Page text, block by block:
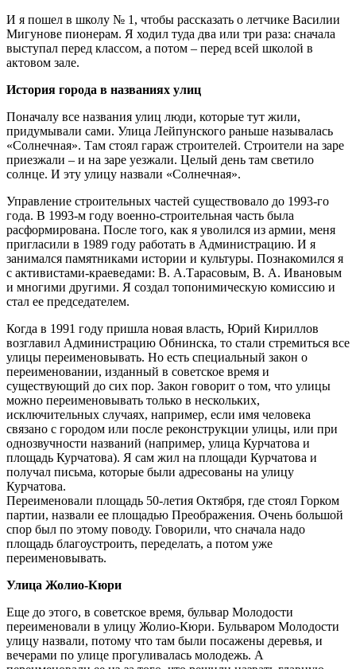
И я пошел в школу № 1, чтобы рассказать о летчике Василии
Мигунове пионерам. Я ходил туда два или три раза: сначала
выступал перед классом, а потом – перед всей школой в
актовом зале.
История города в названиях улиц
Поначалу все названия улиц люди, которые тут жили,
придумывали сами. Улица Лейпунского раньше называлась
«Солнечная». Там стоял гараж строителей. Строители на заре
приезжали – и на заре уезжали. Целый день там светило
солнце. И эту улицу назвали «Солнечная».
Управление строительных частей существовало до 1993-го
года. В 1993-м году военно-строительная часть была
расформирована. После того, как я уволился из армии, меня
пригласили в 1989 году работать в Администрацию. И я
занимался памятниками истории и культуры. Познакомился я
с активистами-краеведами: В. А.Тарасовым, В. А. Ивановым
и многими другими. Я создал топонимическую комиссию и
стал ее председателем.
Когда в 1991 году пришла новая власть, Юрий Кириллов
возглавил Администрацию Обнинска, то стали стремиться все
улицы переименовывать. Но есть специальный закон о
переименовании, изданный в советское время и
существующий до сих пор. Закон говорит о том, что улицы
можно переименовывать только в нескольких,
исключительных случаях, например, если имя человека
связано с городом или после реконструкции улицы, или при
однозвучности названий (например, улица Курчатова и
площадь Курчатова). Я сам жил на площади Курчатова и
получал письма, которые были адресованы на улицу
Курчатова.
Переименовали площадь 50-летия Октября, где стоял Горком
партии, назвали ее площадью Преображения. Очень большой
спор был по этому поводу. Говорили, что сначала надо
площадь благоустроить, переделать, а потом уже
переименовывать.
Улица Жолио-Кюри
Еще до этого, в советское время, бульвар Молодости
переименовали в улицу Жолио-Кюри. Бульваром Молодости
улицу назвали, потому что там были посажены деревья, и
вечерами по улице прогуливалась молодежь. А